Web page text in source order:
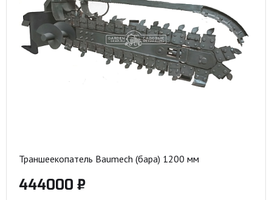
Траншеекопатель Baumech (бара) 1200 мм
444000 ₽